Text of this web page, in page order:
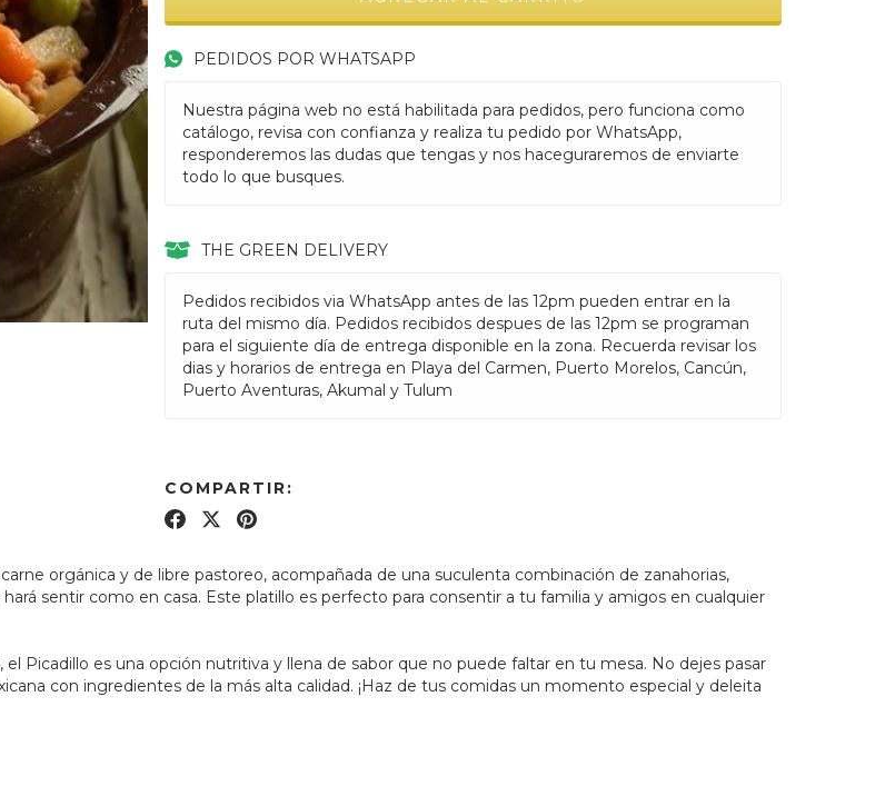
PEDIDOS POR WHATSAPP
Nuestra página web no está habilitada para pedidos, pero funciona como
catálogo, revisa con confianza y realiza tu pedido por WhatsApp,
responderemos las dudas que tengas y nos haceguraremos de enviarte
todo lo que busques.
THE GREEN DELIVERY
Pedidos recibidos via WhatsApp antes de las 12pm pueden entrar en la
ruta del mismo día. Pedidos recibidos despues de las 12pm se programan
para el siguiente día de entrega disponible en la zona. Recuerda revisar los
dias y horarios de entrega en Playa del Carmen, Puerto Morelos, Cancún,
Puerto Aventuras, Akumal y Tulum
COMPARTIR:
orgánica y de libre pastoreo, acompañada de una suculenta combinación de zanahorias,
sentir como en casa. Este platillo es perfecto para consentir a tu familia y amigos en cualquier
Picadillo es una opción nutritiva y llena de sabor que no puede faltar en tu mesa. No dejes pasar
con ingredientes de la más alta calidad. ¡Haz de tus comidas un momento especial y deleita